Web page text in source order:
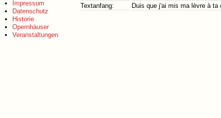
Impressum
Datenschutz
Historie
Opernhäuser
Veranstaltungen
Textanfang:
Duis que j'ai mis ma lèvre à ta